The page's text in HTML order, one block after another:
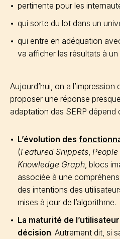
pertinente pour les
qui sorte du lot dans un
qui entre en adéquation
va afficher les résultats à un
Aujourd’hui, on a
proposer une réponse
adaptation des SERP dépend
L’évolution des
(Featured Snippets, People
Knowledge Graph, blocs
associée à une
des intentions des
mises à jour de l’algorithme.
La maturité de
décision. Autrement dit, si